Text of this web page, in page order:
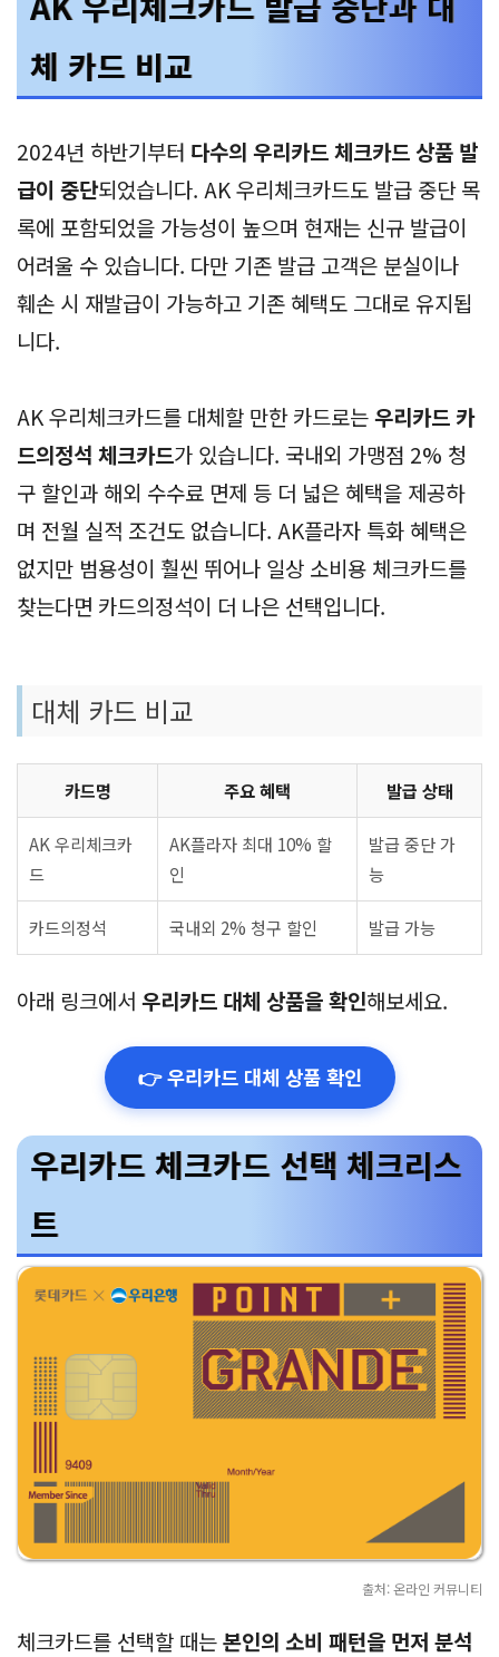
체 카드 비교
2024년 하반기부터 다수의 우리카드 체크카드 상품 발
급이 중단되었습니다. AK 우리체크카드도 발급 중단 목
록에 포함되었을 가능성이 높으며 현재는 신규 발급이
어려울 수 있습니다. 다만 기존 발급 고객은 분실이나
훼손 시 재발급이 가능하고 기존 혜택도 그대로 유지됩
니다.
AK 우리체크카드를 대체할 만한 카드로는우리카드 카
드의정석 체크카드가 있습니다. 국내외 가맹점 2% 청
구 할인과 해외 수수료 면제 등 더 넓은 혜택을 제공하
며 전월 실적 조건도 없습니다. AK플라자 특화 혜택은
없지만 범용성이 훨씬 뛰어나 일상 소비용 체크카드를
찾는다면 카드의정석이 더 나은 선택입니다.
대체 카드 비교
카드명 주요 혜택 발급 상태
AK 우리체크카
드
AK플라자 최대 10% 할
인
발급 중단 가
능
카드의정석 국내외 2% 청구 할인 발급 가능
아래 링크에서 우리카드 대체 상품을 확인해보세요.
👉 우리카드 대체 상품 확인
우리카드 체크카드 선택 체크리스
트
출처: 온라인 커뮤니티
체크카드를 선택할 때는본인의 소비 패턴을 먼저 분석